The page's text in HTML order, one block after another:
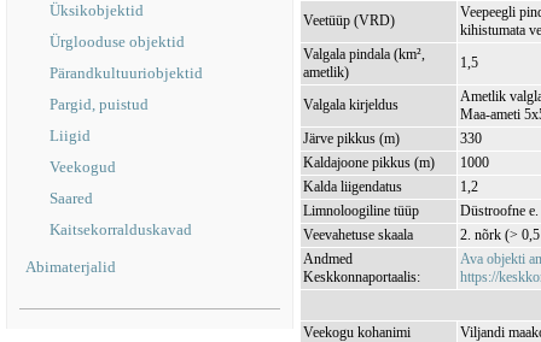
Üksikobjektid
Ürglooduse objektid
Pärandkultuuriobjektid
Pargid, puistud
Liigid
Veekogud
Saared
Kaitsekorralduskavad
Abimaterjalid
Veetüüp (VRD)
Veepeegli
kihistumata
Valgala pindala (km²,
ametlik)
1,5
Valgala kirjeldus
Ametlik
Maa-ameti
Järve pikkus (m)
330
Kaldajoone pikkus (m)
1000
Kalda liigendatus
1,2
Limnoloogiline tüüp
Düstroofne
Veevahetuse skaala
2. nõrk (>
Andmed
Keskkonnaportaalis:
Ava objekti
https://
Veekogu kohanimi Viljandi